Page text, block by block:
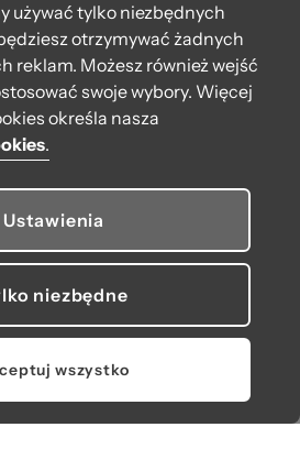
używać tylko niezbędnych
otrzymywać żadnych
reklam. Możesz również wejść
swoje wybory. Więcej
określa nasza
.
Ustawienia
niezbędne
wszystko